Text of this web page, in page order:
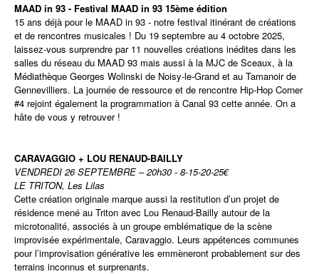
MAAD in 93 - Festival MAAD in 93 15ème édition
15 ans déjà pour le MAAD in 93 - notre festival itinérant de créations
et de rencontres musicales ! Du 19 septembre au 4 octobre 2025,
laissez-vous surprendre par 11 nouvelles créations inédites dans les
salles du réseau du MAAD 93 mais aussi à la MJC de Sceaux, à la
Médiathèque Georges Wolinski de Noisy-le-Grand et au Tamanoir de
Gennevilliers. La journée de ressource et de rencontre Hip-Hop Corner
#4 rejoint également la programmation à Canal 93 cette année. On a
hâte de vous y retrouver !
CARAVAGGIO + LOU RENAUD-BAILLY
VENDREDI 26 SEPTEMBRE – 20h30 - 8-15-20-25€
LE TRITON, Les Lilas
Cette création originale marque aussi la restitution d’un projet de
résidence mené au Triton avec Lou Renaud‐Bailly autour de la
microtonalité, associés à un groupe emblématique de la scène
improvisée expérimentale, Caravaggio. Leurs appétences communes
pour l’improvisation générative les emmèneront probablement sur des
terrains inconnus et surprenants.